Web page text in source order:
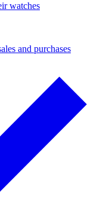
watches
and purchases